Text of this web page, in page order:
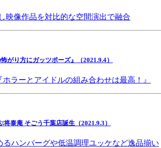
映像作品を対比的な空間演出で融合
がり方にガッツポーズ』（2021.9.4）
ラーとアイドルの組み合わせは最高！』
泰庵 そごう千葉店誕生（2021.9.3）
ハンバーグや低温調理ユッケなど逸品揃い